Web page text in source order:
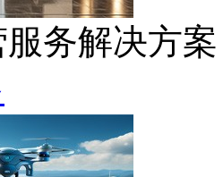
服务解决方案